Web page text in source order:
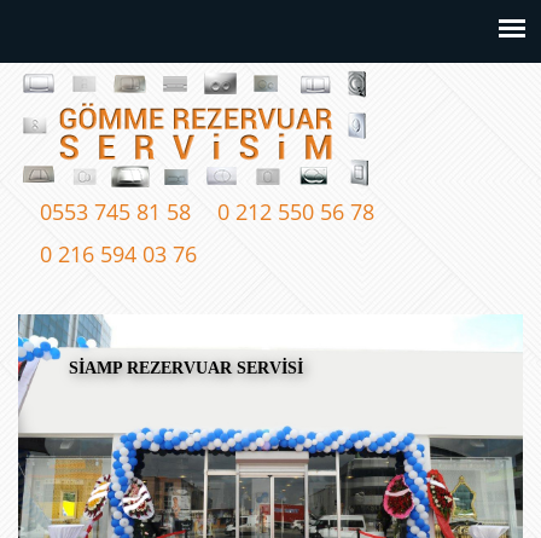
0553 745 81 58
0 212 550 56 78
0 216 594 03 76
SİAMP REZERVUAR SERVİSİ